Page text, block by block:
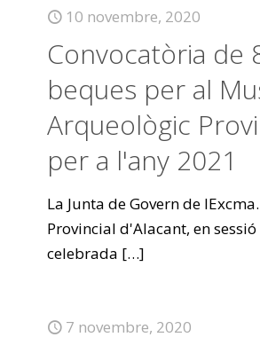
10 novembre, 2020
Convocatòria de
beques per al
Arqueològic
per a l'any 2021
La Junta de Govern de
Provincial d'Alacant, en
celebrada […]
7 novembre, 2020